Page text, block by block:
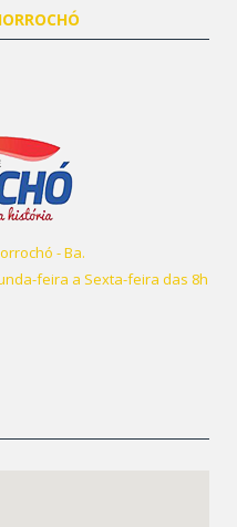
- Ba.
feira a Sexta-feira das 8h